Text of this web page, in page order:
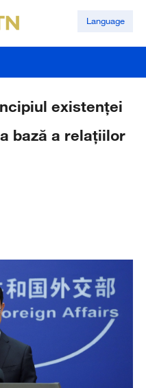
Language
existenței
bază a relațiilor